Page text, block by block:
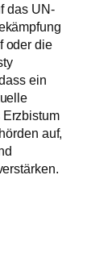
das UN-
oder die
ein
auf,